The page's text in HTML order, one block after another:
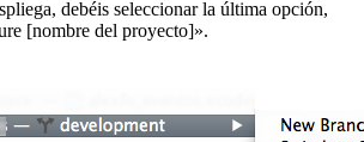
debéis seleccionar la última opción,
[nombre del proyecto]».